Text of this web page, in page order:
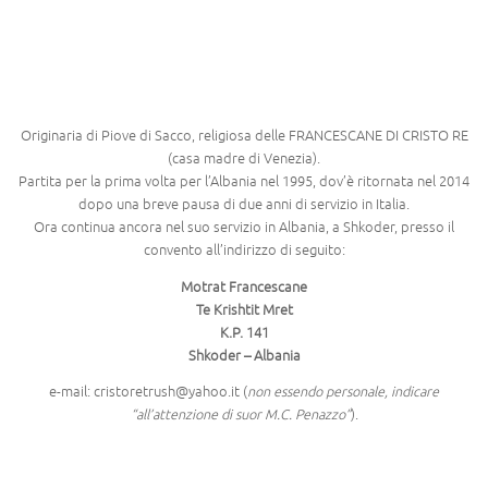
Originaria di Piove di Sacco, religiosa delle FRANCESCANE DI CRISTO RE
(casa madre di Venezia).
Partita per la prima volta per l’Albania nel 1995, dov’è ritornata nel 2014
dopo una breve pausa di due anni di servizio in Italia.
Ora continua ancora nel suo servizio in Albania, a Shkoder, presso il
convento all’indirizzo di seguito:
Motrat Francescane
Te Krishtit Mret
K.P. 141
Shkoder – Albania
e-mail: cristoretrush@yahoo.it (non essendo personale, indicare
“all’attenzione di suor M.C. Penazzo”).